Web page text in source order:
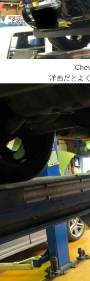
洋画だとよ